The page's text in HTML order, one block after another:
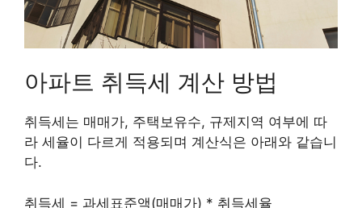
아파트 취득세 계산 방법
취득세는 매매가, 주택보유수, 규제지역 여부에 따
라 세율이 다르게 적용되며 계산식은 아래와 같습니
다.
취득세 = 과세표준액(매매가) * 취득세율